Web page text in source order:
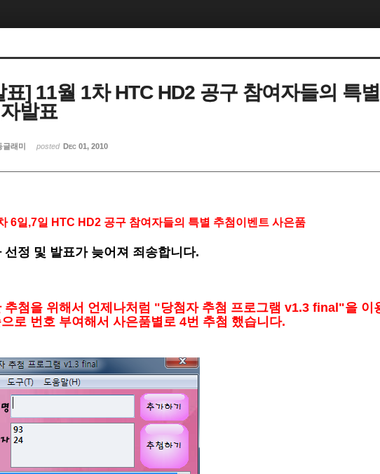
표] 11월 1차 HTC HD2 공구 참여자들의 특
발표
글래미 posted Dec 01, 2010
6일,7일 HTC HD2 공구 참여자들의 특별 추첨이벤트 사은품
선정 및 발표가 늦어져 죄송합니다.
추첨을 위해서 언제나처럼 "당첨자 추첨 프로그램 v1.3 final"을 이
로 번호 부여해서 사은품별로 4번 추첨 했습니다.